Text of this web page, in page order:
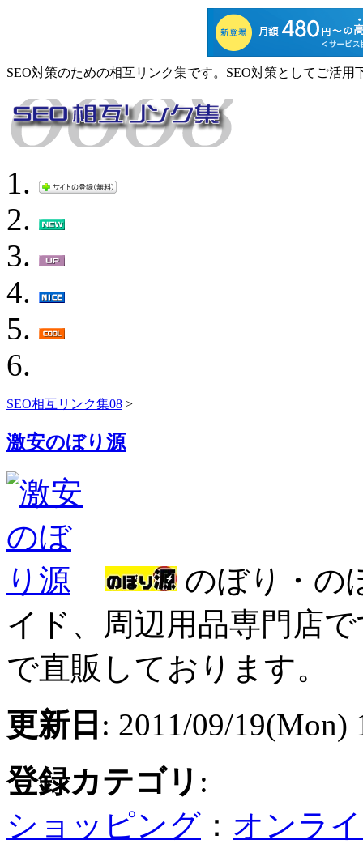
SEO対策のための相互リンク集です。SEO対策としてご活用
SEO相互リンク集08 >
激安のぼり源
のぼり・の
イド、周辺用品専門店
で直販しております。
更新日 : 2011/09/19(Mon)
登録カテゴリ :
ショッピング ： オンラ